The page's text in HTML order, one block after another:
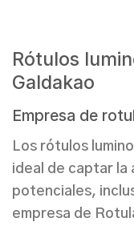
Rótulos
Galdakao
Empresa de
Los rótulos
ideal de captar la
potenciales,
empresa de